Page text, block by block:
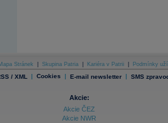
Stránek Skupina Patria Kariéra v Patrii Podmínky
/ XML | Cookies | E-mail newsletter | SMS
Akcie:
Akcie ČEZ
Akcie NWR